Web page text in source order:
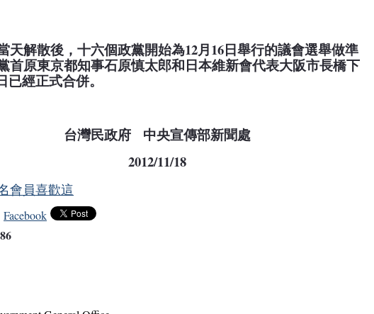
天解散後，十六個政黨開始為12月16日舉行的議會選舉做準
首原東京都知事石原慎太郎和日本維新會代表大阪市長橋下
已經正式合併。
台灣民政府
中央宣傳部新聞處
2012/11/18
會員喜歡這
Facebook